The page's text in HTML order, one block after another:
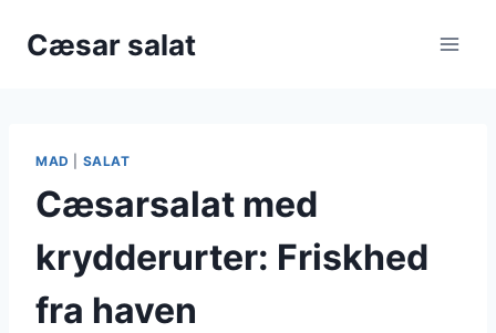
Cæsar salat
MAD SALAT
Cæsarsalat med
krydderurter: Friskhed
fra haven